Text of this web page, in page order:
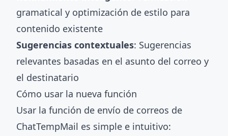
gramatical y optimización de estilo para
contenido existente
Sugerencias contextuales: Sugerencias
relevantes basadas en el asunto del correo y
el destinatario
Cómo usar la nueva función
Usar la función de envío de correos de
ChatTempMail es simple e intuitivo: